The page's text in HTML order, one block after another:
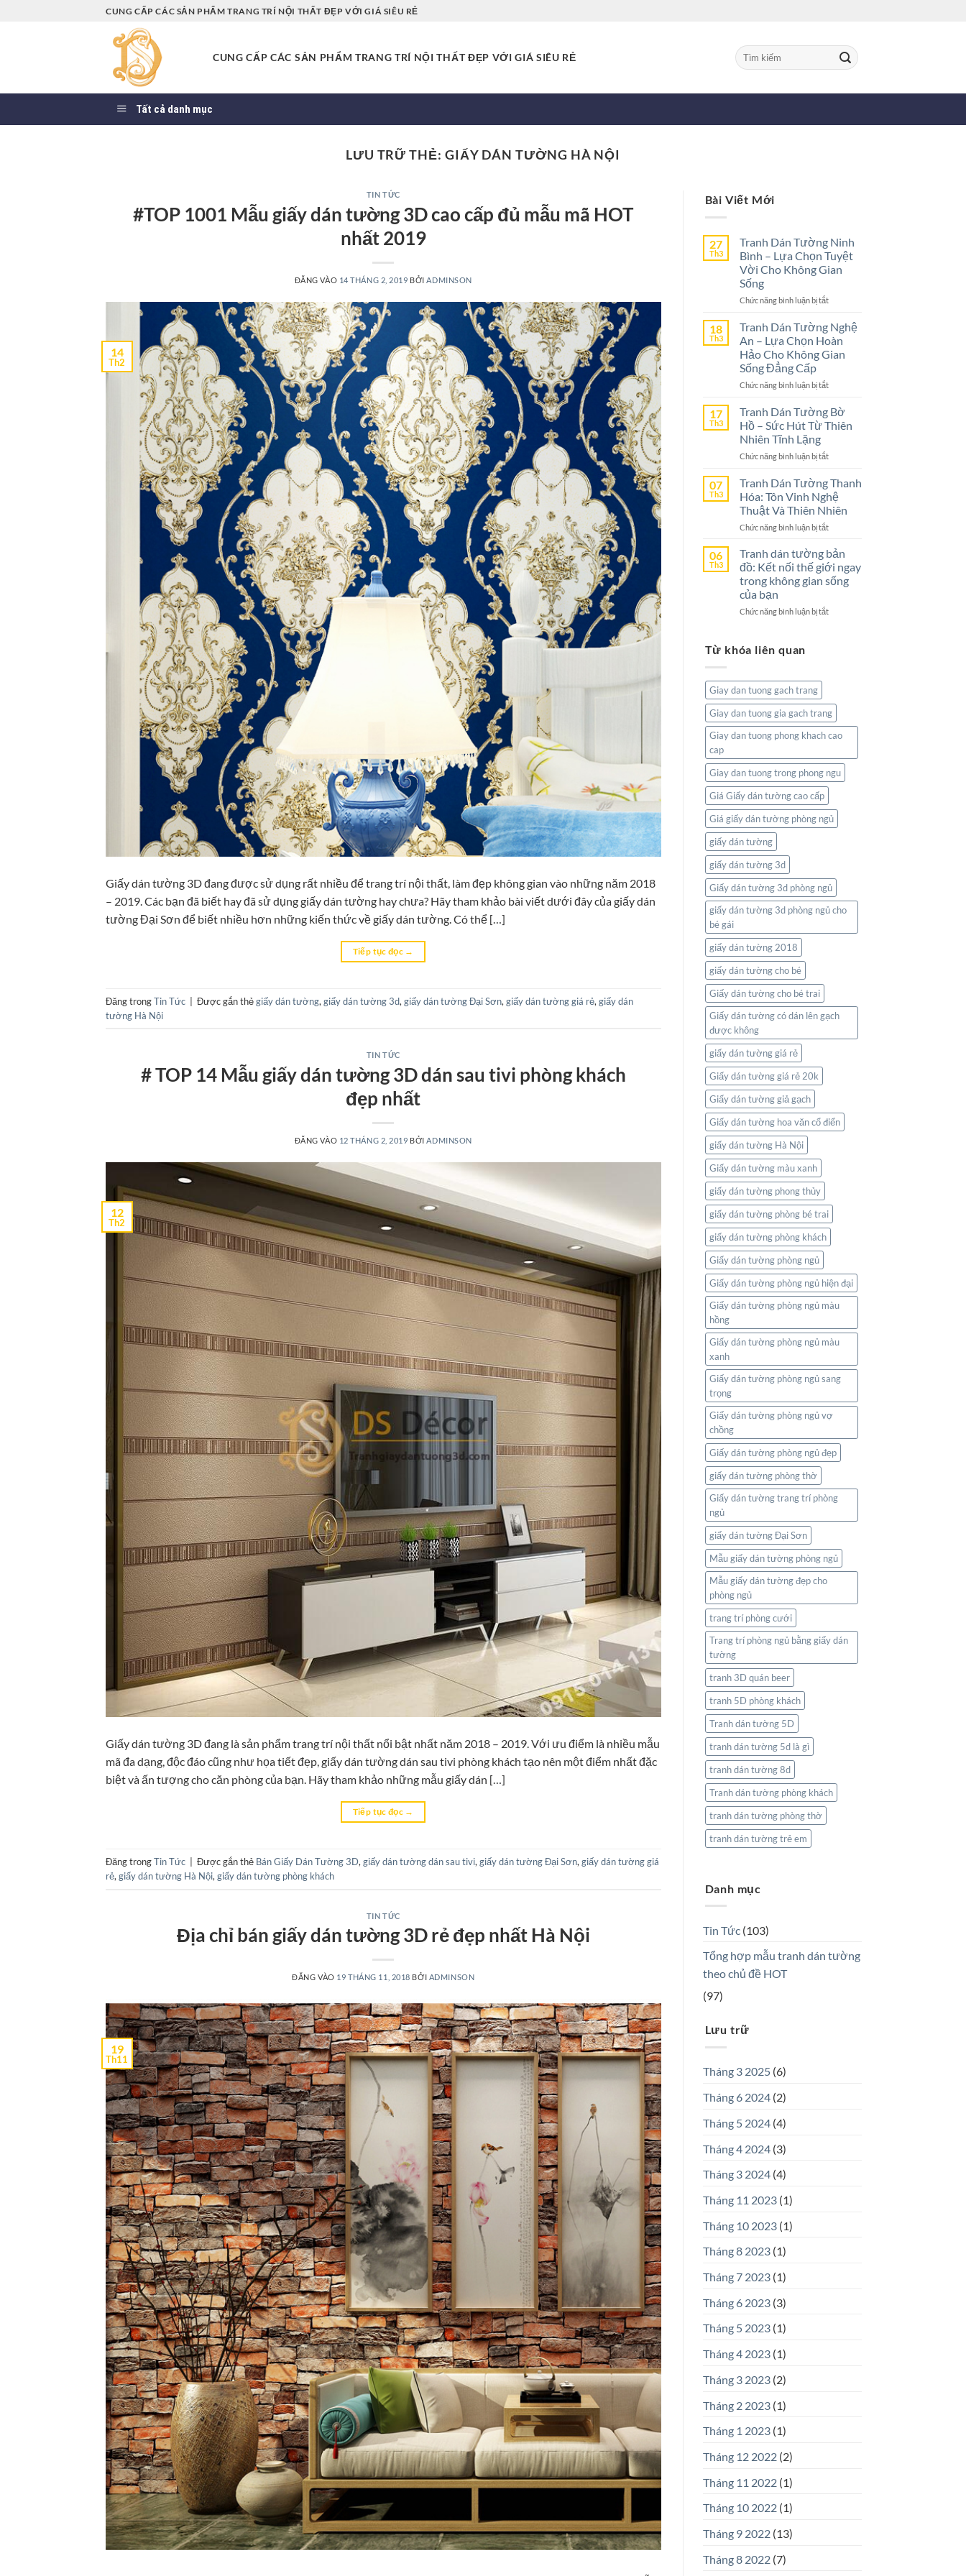
CUNG CẤP CÁC SẢN PHẨM TRANG TRÍ NỘI THẤT ĐẸP VỚI GIÁ SIÊU RẺ
CUNG CẤP CÁC SẢN PHẨM TRANG TRÍ NỘI THẤT ĐẸP VỚI GIÁ SIÊU RẺ
Tìm
kiếm:
Tất cả danh mục
LƯU TRỮ THẺ: GIẤY DÁN TƯỜNG HÀ NỘI
TIN TỨC
#TOP 1001 Mẫu giấy dán tường 3D cao cấp đủ mẫu mã HOT
nhất 2019
ĐĂNG VÀO 14 THÁNG 2, 2019 BỞIADMINSON
14
Th2
Giấy dán tường 3D đang được sử dụng rất nhiều để trang trí nội thất, làm đẹp không gian vào những năm 2018
– 2019. Các bạn đã biết hay đã sử dụng giấy dán tường hay chưa? Hãy tham khảo bài viết dưới đây của giấy dán
tường Đại Sơn để biết nhiều hơn những kiến thức về giấy dán tường. Có thể […]
Tiếp tục đọc →
Đăng trongTin Tức Được gắn thẻgiấy dán tường, giấy dán tường 3d, giấy dán tường Đại Sơn, giấy dán tường giá rẻ, giấy dán
tường Hà Nội
TIN TỨC
# TOP 14 Mẫu giấy dán tường 3D dán sau tivi phòng khách
đẹp nhất
ĐĂNG VÀO 12 THÁNG 2, 2019 BỞIADMINSON
12
Th2
Giấy dán tường 3D đang là sản phẩm trang trí nội thất nổi bật nhất năm 2018 – 2019. Với ưu điểm là nhiều mẫu
mã đa dạng, độc đáo cũng như họa tiết đẹp, giấy dán tường dán sau tivi phòng khách tạo nên một điểm nhất đặc
biệt và ấn tượng cho căn phòng của bạn. Hãy tham khảo những mẫu giấy dán […]
Tiếp tục đọc →
Đăng trongTin Tức Được gắn thẻ Bán Giấy Dán Tường 3D, giấy dán tường dán sau tivi, giấy dán tường Đại Sơn, giấy dán tường giá
rẻ, giấy dán tường Hà Nội, giấy dán tường phòng khách
TIN TỨC
Địa chỉ bán giấy dán tường 3D rẻ đẹp nhất Hà Nội
ĐĂNG VÀO 19 THÁNG 11, 2018 BỞI ADMINSON
19
Th11
Bài Viết Mới
27
Th3
Tranh Dán Tường Ninh
Bình – Lựa Chọn Tuyệt
Vời Cho Không Gian
Sống
Chức năng bình luận bị tắtở
Dán
Tường
Bình
Lựa
Tuyệt
Vời
Gian
18
Th3
Tranh Dán Tường Nghệ
An – Lựa Chọn Hoàn
Hảo Cho Không Gian
Sống Đẳng Cấp
Chức năng bình luận bị tắtở
Dán
Tường
–
Chọn
Hoàn
Hảo
Không
Sống
Đẳng
Cấp
17
Th3
Tranh Dán Tường Bờ
Hồ – Sức Hút Từ Thiên
Nhiên Tĩnh Lặng
Chức năng bình luận bị tắtở
Dán
Tường
Bờ
Hồ
–
Hút
Từ
Thiên
Nhiên
Lặng
07
Th3
Tranh Dán Tường Thanh
Hóa: Tôn Vinh Nghệ
Thuật Và Thiên Nhiên
Chức năng bình luận bị tắtở
Dán
Tường
Thanh
Hóa:
Vinh
06
Th3
Tranh dán tường bản
đồ: Kết nối thế giới ngay
trong không gian sống
của bạn
Chức năng bình luận bị tắtở
giới
ngay
không
gian
sống
bạn
Từ khóa liên quan
Giay dan tuong gach trang
Giay dan tuong gia gach trang
Giay dan tuong phong khach cao
cap
Giay dan tuong trong phong ngu
Giá Giấy dán tường cao cấp
Giá giấy dán tường phòng ngủ
giấy dán tường
giấy dán tường 3d
Giấy dán tường 3d phòng ngủ
giấy dán tường 3d phòng ngủ cho
bé gái
giấy dán tường 2018
giấy dán tường cho bé
Giấy dán tường cho bé trai
Giấy dán tường có dán lên gạch
được không
giấy dán tường giá rẻ
Giấy dán tường giá rẻ 20k
Giấy dán tường giả gạch
Giấy dán tường hoa văn cổ điển
giấy dán tường Hà Nội
Giấy dán tường màu xanh
giấy dán tường phong thủy
giấy dán tường phòng bé trai
giấy dán tường phòng khách
Giấy dán tường phòng ngủ
Giấy dán tường phòng ngủ hiện đại
Giấy dán tường phòng ngủ màu
hồng
Giấy dán tường phòng ngủ màu
xanh
Giấy dán tường phòng ngủ sang
trọng
Giấy dán tường phòng ngủ vợ
chồng
Giấy dán tường phòng ngủ đẹp
giấy dán tường phòng thờ
Giấy dán tường trang trí phòng
ngủ
giấy dán tường Đại Sơn
Mẫu giấy dán tường phòng ngủ
Mẫu giấy dán tường đẹp cho
phòng ngủ
trang trí phòng cưới
Trang trí phòng ngủ bằng giấy dán
tường
tranh 3D quán beer
tranh 5D phòng khách
Tranh dán tường 5D
tranh dán tường 5d là gì
tranh dán tường 8d
Tranh dán tường phòng khách
tranh dán tường phòng thờ
tranh dán tường trẻ em
Danh mục
Tin Tức (103)
Tổng hợp mẫu tranh dán tường
theo chủ đề HOT
(97)
Lưu trữ
Tháng 3 2025 (6)
Tháng 6 2024 (2)
Tháng 5 2024 (4)
Tháng 4 2024 (3)
Tháng 3 2024 (4)
Tháng 11 2023 (1)
Tháng 10 2023 (1)
Tháng 8 2023 (1)
Tháng 7 2023 (1)
Tháng 6 2023 (3)
Tháng 5 2023 (1)
Tháng 4 2023 (1)
Tháng 3 2023 (2)
Tháng 2 2023 (1)
Tháng 1 2023 (1)
Tháng 12 2022 (2)
Tháng 11 2022 (1)
Tháng 10 2022 (1)
Tháng 9 2022 (13)
Tháng 8 2022 (7)